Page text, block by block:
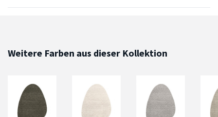
Weitere Farben aus dieser Kollektion